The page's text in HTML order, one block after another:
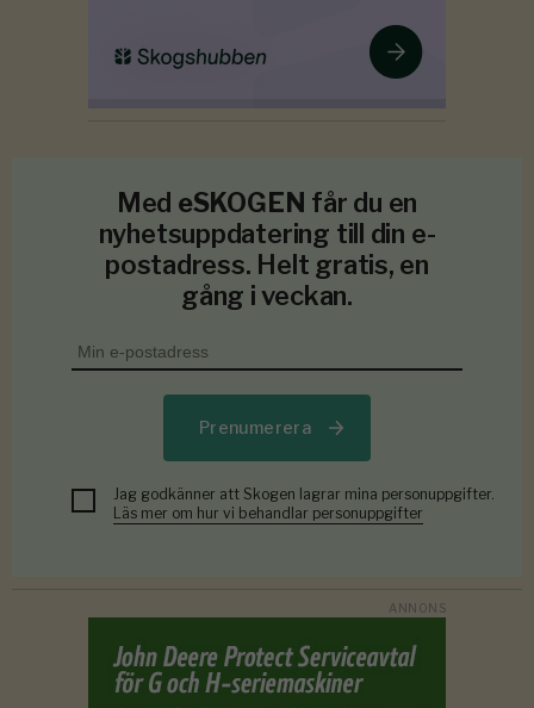
Med eSKOGEN får du en
nyhetsuppdatering till din e-
postadress. Helt gratis, en
gång i veckan.
Prenumerera
Jag godkänner att Skogen lagrar mina personuppgifter.
Läs mer om hur vi behandlar personuppgifter